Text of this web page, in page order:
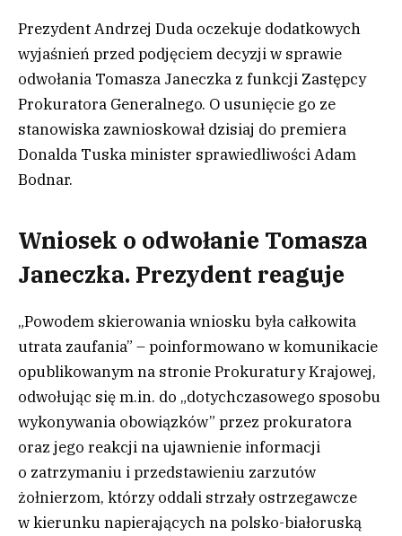
Prezydent Andrzej Duda oczekuje dodatkowych
wyjaśnień przed podjęciem decyzji w sprawie
odwołania Tomasza Janeczka z funkcji Zastępcy
Prokuratora Generalnego. O usunięcie go ze
stanowiska zawnioskował dzisiaj do premiera
Donalda Tuska minister sprawiedliwości Adam
Bodnar.
Wniosek o odwołanie Tomasza
Janeczka. Prezydent reaguje
„Powodem skierowania wniosku była całkowita
utrata zaufania” – poinformowano w komunikacie
opublikowanym na stronie Prokuratury Krajowej,
odwołując się m.in. do „dotychczasowego sposobu
wykonywania obowiązków” przez prokuratora
oraz jego reakcji na ujawnienie informacji
o zatrzymaniu i przedstawieniu zarzutów
żołnierzom, którzy oddali strzały ostrzegawcze
w kierunku napierających na polsko-białoruską